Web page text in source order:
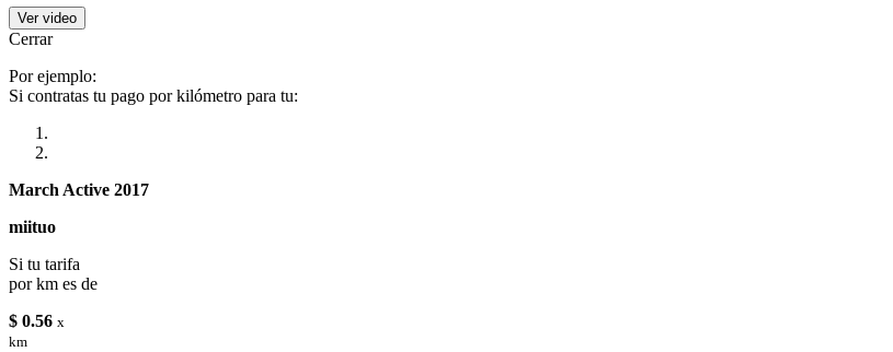
Ver video
Cerrar
Por ejemplo:
Si contratas tu pago por kilómetro para tu:
March Active 2017
miituo
Si tu tarifa
por km es de
$ 0.56 x
km